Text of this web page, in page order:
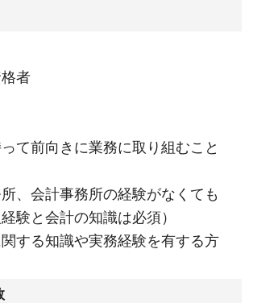
者
って前向きに業務に取り組むこと
所、会計事務所の経験がなくても
験と会計の知識は必須）
関する知識や実務経験を有する方